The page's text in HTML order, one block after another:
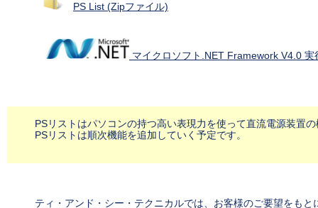
PS List (Zipファイル)
マイクロソフト.NET Framework V4.0
PSリストはパソコンの持つ高い表現力を使って直流電源装置
PSリストは順次機能を追加していく予定です。
ティ・アンド・シー・テクニカルでは、お客様のご要望をも